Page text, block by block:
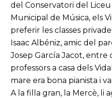
del Conservatori del Liceu
Municipal de Música, els
preferir les classes
Isaac Albéniz, amic del
Josep García Jacot, entre
professors a casa dels
mare era bona pianista i
A la filla gran, la Mercè, li